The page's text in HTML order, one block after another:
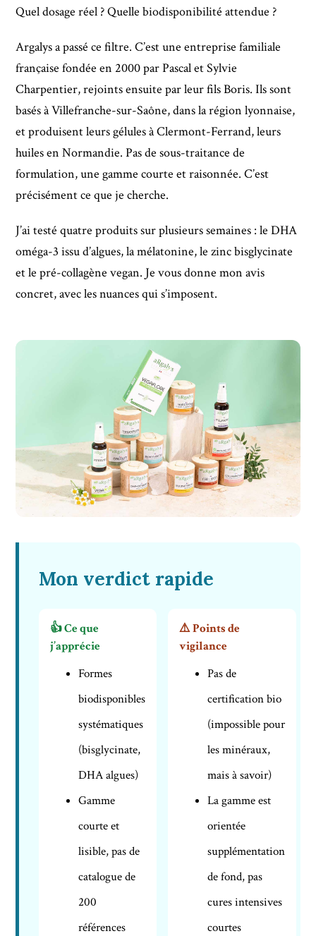
Quel dosage réel ? Quelle biodisponibilité attendue ?
Argalys a passé ce filtre. C’est une entreprise familiale
française fondée en 2000 par Pascal et Sylvie
Charpentier, rejoints ensuite par leur fils Boris. Ils sont
basés à Villefranche-sur-Saône, dans la région lyonnaise,
et produisent leurs gélules à Clermont-Ferrand, leurs
huiles en Normandie. Pas de sous-traitance de
formulation, une gamme courte et raisonnée. C’est
précisément ce que je cherche.
J’ai testé quatre produits sur plusieurs semaines : le DHA
oméga-3 issu d’algues, la mélatonine, le zinc bisglycinate
et le pré-collagène vegan. Je vous donne mon avis
concret, avec les nuances qui s’imposent.
Mon verdict rapide
👍 Ce que
j’apprécie
Formes
biodisponibles
systématiques
(bisglycinate,
DHA algues)
Gamme
courte et
lisible, pas de
catalogue de
200
références
⚠️ Points de
vigilance
Pas de
certification bio
(impossible pour
les minéraux,
mais à savoir)
La gamme est
orientée
supplémentation
de fond, pas
cures intensives
courtes